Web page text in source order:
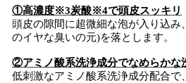
①高濃度※3炭酸※4で頭皮スッキリ
頭皮の隙間に超微細な泡が入り込み
のイヤな臭いの元)を落とします。
②アミノ酸系洗浄成分でなめらかな
低刺激なアミノ酸系洗浄成分配合で